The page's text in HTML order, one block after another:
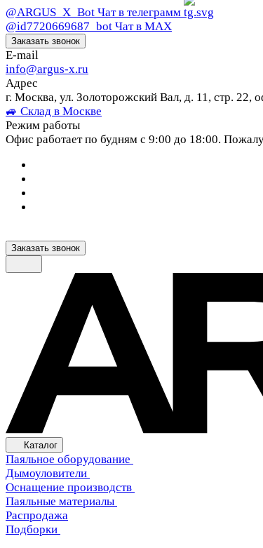
@ARGUS_X_Bot Чат в телеграмм
@id7720669687_bot Чат в МАХ
Заказать звонок
E-mail
info@argus-x.ru
Адрес
г. Москва, ул. Золоторожский Вал, д. 11, стр. 22,
🚙 Склад в Москве
Режим работы
Офис работает по будням с 9:00 до 18:00.
Заказать звонок
Каталог
Паяльное оборудование
Дымоуловители
Оснащение производств
Паяльные материалы
Распродажа
Подборки